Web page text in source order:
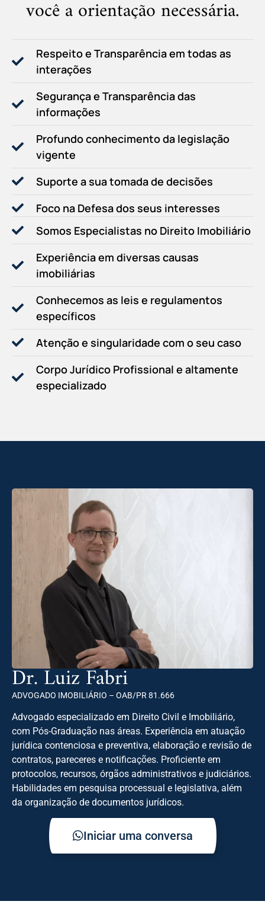
você a orientação necessária.
Respeito e Transparência em todas as
interações
Segurança e Transparência das
informações
Profundo conhecimento da legislação
vigente
Suporte a sua tomada de decisões
Foco na Defesa dos seus interesses
Somos Especialistas no Direito Imobiliário
Experiência em diversas causas
imobiliárias
Conhecemos as leis e regulamentos
específicos
Atenção e singularidade com o seu caso
Corpo Jurídico Profissional e altamente
especializado
Dr. Luiz Fabri
ADVOGADO IMOBILIÁRIO – OAB/PR 81.666
Advogado especializado em Direito Civil e Imobiliário,
com Pós-Graduação nas áreas. Experiência em atuação
jurídica contenciosa e preventiva, elaboração e revisão de
contratos, pareceres e notificações. Proficiente em
protocolos, recursos, órgãos administrativos e judiciários.
Habilidades em pesquisa processual e legislativa, além
da organização de documentos jurídicos.
Iniciar uma conversa